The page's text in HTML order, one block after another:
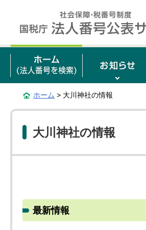
ホーム > 大川神社の情報
大川神社の情報
最新情報